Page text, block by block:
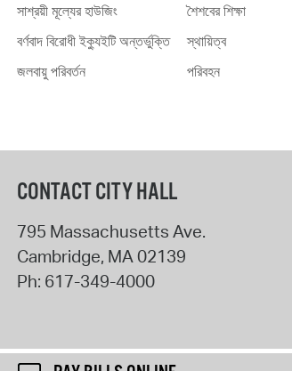
সাশ্রয়ী মূল্যের হাউজিং
বর্ণবাদ বিরোধী ইক্যুইটি অন্তর্ভুক্তি
জলবায়ু পরিবর্তন
শৈশবের শিক্ষা
স্থায়িত্ব
পরিবহন
CONTACT CITY HALL
795 Massachusetts Ave.
Cambridge, MA02139
Ph: 617-349-4000